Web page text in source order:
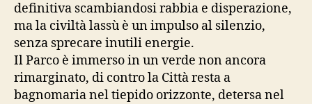
definitiva scambiandosi rabbia e disperazione,
ma la civiltà lassù è un impulso al silenzio,
senza sprecare inutili energie.
Il Parco è immerso in un verde non ancora
rimarginato, di contro la Città resta a
bagnomaria nel tiepido orizzonte, detersa nel